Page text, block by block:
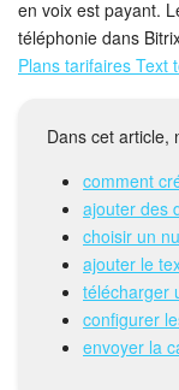
Gestion
CRM
CoPilot -
Signature
Signature
en voix est payant.
téléphonie dans
Plans tarifaires Text
Dans cet article,
comment
ajouter des
choisir un
ajouter le
télécharger
configurer
envoyer la